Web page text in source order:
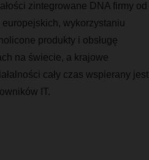
zintegrowane DNA firmy od
wykorzystaniu
produkty i obsługę
na świecie, a krajowe
cały czas wspierany jest
IT.